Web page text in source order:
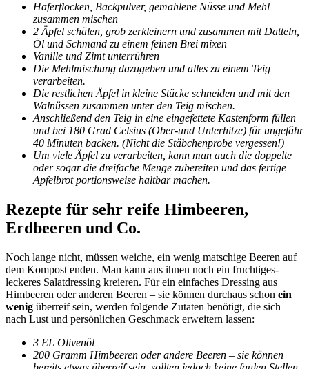
Haferflocken, Backpulver, gemahlene Nüsse und Mehl
zusammen mischen
2 Äpfel schälen, grob zerkleinern und zusammen mit Datteln,
Öl und Schmand zu einem feinen Brei mixen
Vanille und Zimt unterrühren
Die Mehlmischung dazugeben und alles zu einem Teig
verarbeiten.
Die restlichen Äpfel in kleine Stücke schneiden und mit den
Walnüssen zusammen unter den Teig mischen.
Anschließend den Teig in eine eingefettete Kastenform füllen
und bei 180 Grad Celsius (Ober-und Unterhitze) für ungefähr
40 Minuten backen. (Nicht die Stäbchenprobe vergessen!)
Um viele Äpfel zu verarbeiten, kann man auch die doppelte
oder sogar die dreifache Menge zubereiten und das fertige
Apfelbrot portionsweise haltbar machen.
Rezepte für sehr reife Himbeeren,
Erdbeeren und Co.
Noch lange nicht, müssen weiche, ein wenig matschige Beeren auf
dem Kompost enden. Man kann aus ihnen noch ein fruchtiges-
leckeres Salatdressing kreieren. Für ein einfaches Dressing aus
Himbeeren oder anderen Beeren – sie können durchaus schon ein
wenig überreif sein, werden folgende Zutaten benötigt, die sich
nach Lust und persönlichen Geschmack erweitern lassen:
3 EL Olivenöl
200 Gramm Himbeeren oder andere Beeren – sie können